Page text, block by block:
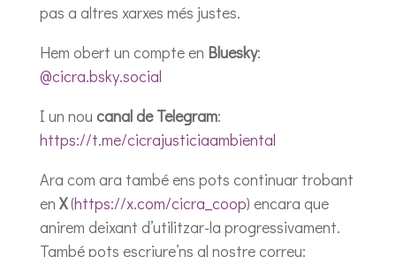
pas a altres xarxes més justes.
Hem obert un compte en Bluesky:
@cicra.bsky.social
I un nou canal de Telegram:
https://t.me/cicrajusticiaambiental
Ara com ara també ens pots continuar trobant
en X(https://x.com/cicra_coop) encara que
anirem deixant d’utilitzar-la progressivament.
També pots escriure’ns al nostre correu: